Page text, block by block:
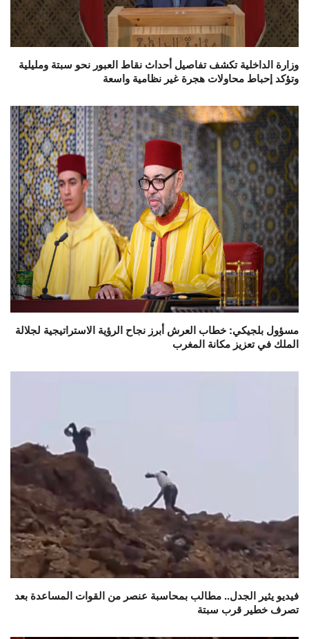
وزارة الداخلية تكشف تفاصيل أحداث نقاط العبور نحو سبتة ومليلية
وتؤكد إحباط محاولات هجرة غير نظامية واسعة
مسؤول بلجيكي: خطاب العرش أبرز نجاح الرؤية الاستراتيجية لجلالة
الملك في تعزيز مكانة المغرب
فيديو يثير الجدل.. مطالب بمحاسبة عنصر من القوات المساعدة بعد
تصرف خطير قرب سبتة